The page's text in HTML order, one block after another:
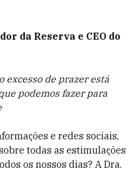
da Reserva e CEO do
excesso de prazer está
podemos fazer para
e redes sociais,
todas as estimulações
os nossos dias? A Dra.